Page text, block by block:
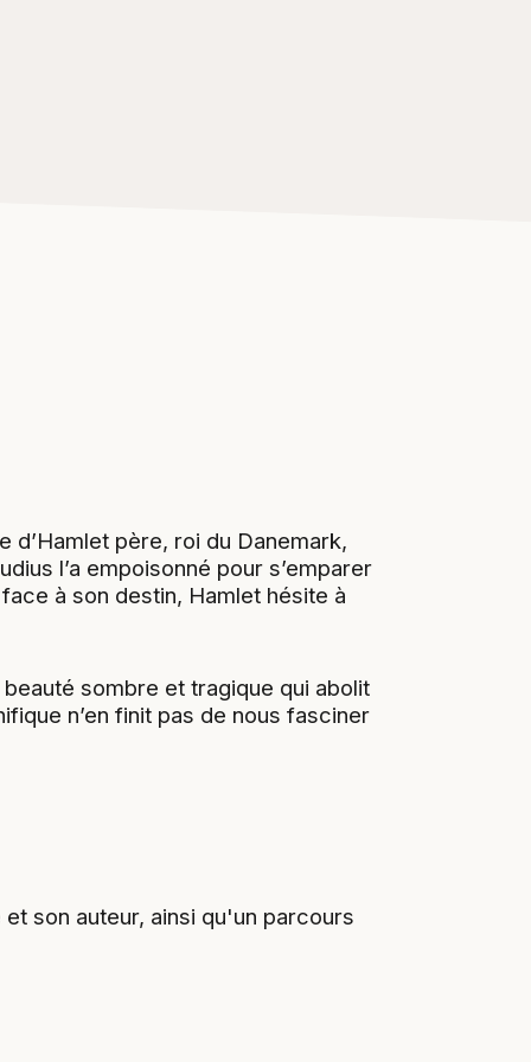
d’Hamlet père, roi du Danemark,
l’a empoisonné pour s’emparer
à son destin, Hamlet hésite à
sombre et tragique qui abolit
n’en finit pas de nous fasciner
son auteur, ainsi qu'un parcours